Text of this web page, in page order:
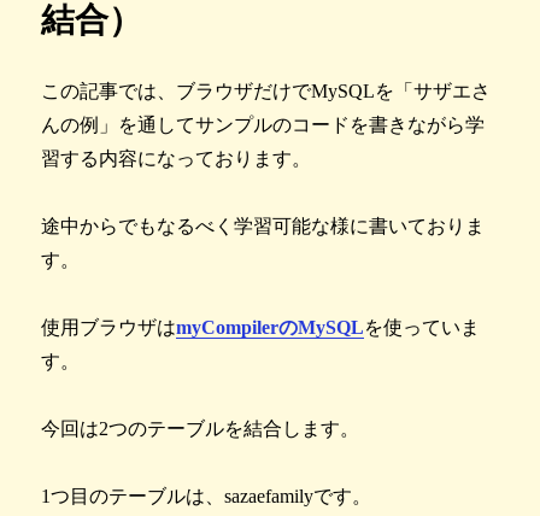
結合）
この記事では、ブラウザだけでMySQLを「サザエさ
んの例」を通してサンプルのコードを書きながら学
習する内容になっております。
途中からでもなるべく学習可能な様に書いておりま
す。
使用ブラウザはmyCompilerのMySQLを使っていま
す。
今回は2つのテーブルを結合します。
1つ目のテーブルは、sazaefamilyです。